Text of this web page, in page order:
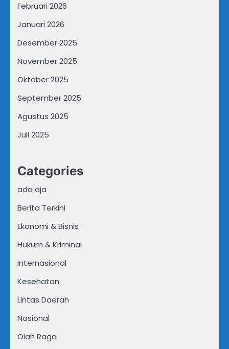
Februari 2026
Januari 2026
Desember 2025
November 2025
Oktober 2025
September 2025
Agustus 2025
Juli 2025
Categories
ada aja
Berita Terkini
Ekonomi & Bisnis
Hukum & Kriminal
Internasional
Kesehatan
Lintas Daerah
Nasional
Olah Raga